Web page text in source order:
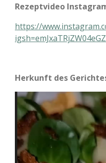
Rezeptvideo
https://
Herkunft des